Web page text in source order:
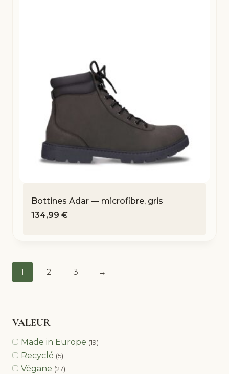
Bottines Adar — microfibre, gris
134,99 €
1 2 3 →
VALEUR
Made in Europe (19)
Recyclé (5)
Végane (27)